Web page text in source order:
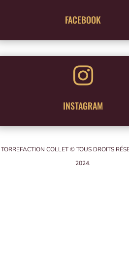
FACEBOOK

INSTAGRAM
TORREFACTION COLLET © TOUS DROITS
2024.